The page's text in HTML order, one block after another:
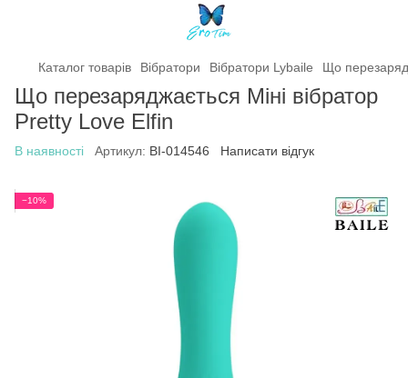
Каталог товарів Вібратори Вібратори Lybaile Що
Що перезаряджається Міні вібратор
Pretty Love Elfin
В наявності Артикул: BI-014546 Написати відгук
−10%